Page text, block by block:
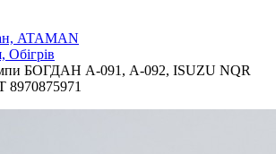
ATAMAN
Обігрів
БОГДАН А-091, А-092, ISUZU NQR
8970875971